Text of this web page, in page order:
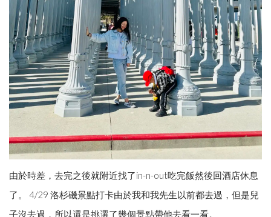
由於時差，去完之後就附近找了in-n-out吃完飯然後回酒店休息
了。 4/29 洛杉磯景點打卡由於我和我先生以前都去過，但是兒
子沒去過，所以還是挑選了幾個景點帶他去看一看。